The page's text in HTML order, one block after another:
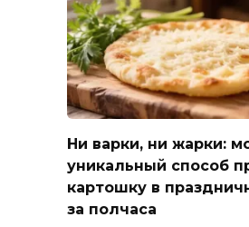
Ни варки, ни жарки:
уникальный способ
картошку в
за полчаса